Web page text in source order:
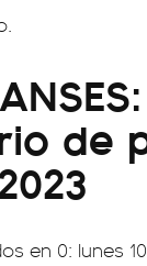
de
en 0: lunes